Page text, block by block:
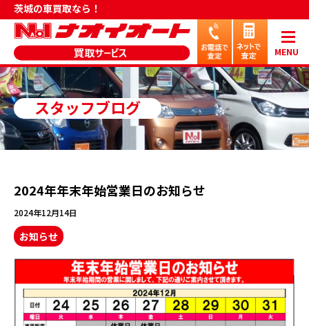
茨城の車買取なら！
MENU
スタッフブログ
2024年年末年始営業日のお知らせ
2024年12月14日
お知らせ